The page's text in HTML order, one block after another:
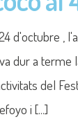
d'octubre ,
va dur a
del
i [...]